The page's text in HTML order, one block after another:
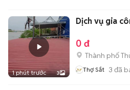
1 phút trước 3
Dịch vụ gia
0 đ
Thành phố
Thợ Sắt 3 đã